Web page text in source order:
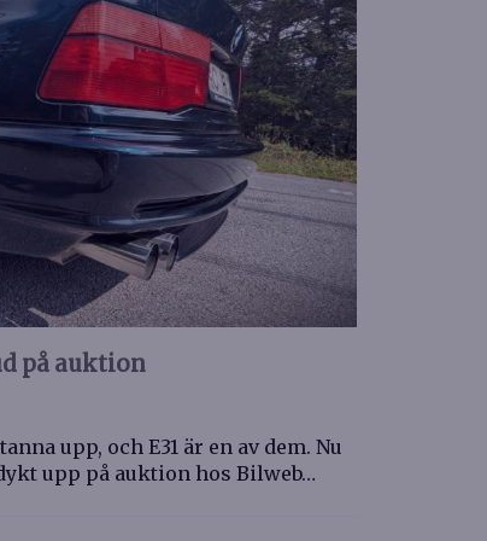
på auktion
upp, och E31 är en av dem. Nu
upp på auktion hos Bilweb…